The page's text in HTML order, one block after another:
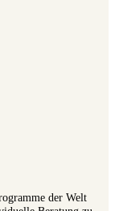
der Welt